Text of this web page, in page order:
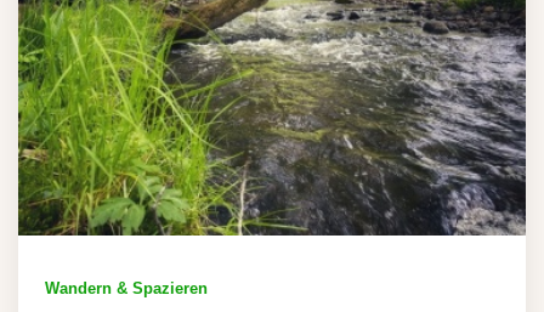
Wandern & Spazieren